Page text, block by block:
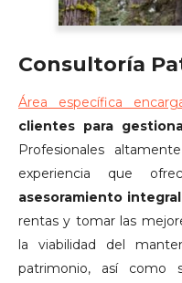
Consultoría
Área específica
clientes para
Profesionales
experiencia que
asesoramiento integral
rentas y tomar las
la viabilidad del
patrimonio, así como